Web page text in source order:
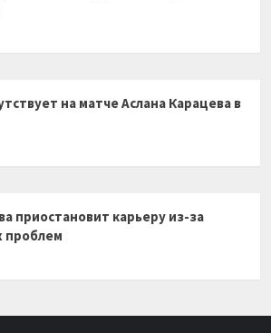
на матче Аслана Карацева в
приостановит карьеру из-за
проблем